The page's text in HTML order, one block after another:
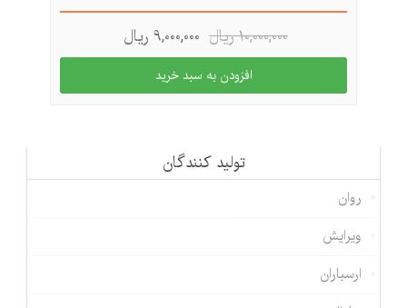
تولید كنندگان
روان
ویرایش
ارسباران
10,000,000 ريال 9,000,000 ريال